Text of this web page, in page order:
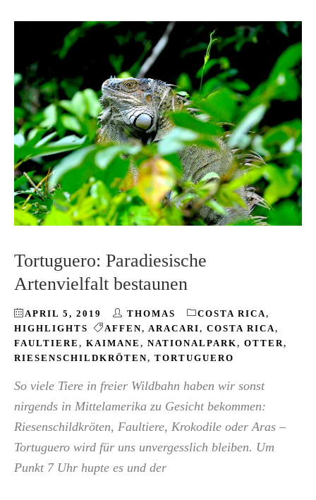
Tortuguero: Paradiesische
Artenvielfalt bestaunen
APRIL 5, 2019 THOMAS COSTA RICA,
HIGHLIGHTS
AFFEN, ARACARI, COSTA RICA,
FAULTIERE , KAIMANE , NATIONALPARK, OTTER,
RIESENSCHILDKRÖTEN, TORTUGUERO
So viele Tiere in freier Wildbahn haben wir sonst
nirgends in Mittelamerika zu Gesicht bekommen:
Riesenschildkröten, Faultiere, Krokodile oder Aras –
Tortuguero wird für uns unvergesslich bleiben. Um
Punkt 7 Uhr hupte es und der